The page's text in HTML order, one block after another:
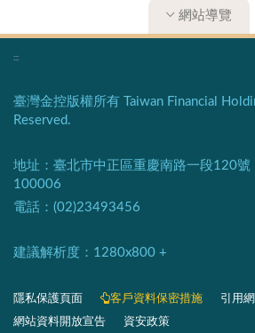
網站導覽
:::
臺灣金控版權所有 Taiwan Financial
Reserved.
地址：臺北市中正區重慶南路一段120
100006
電話：(02)23493456
建議解析度：1280x800 +​
隱私保護頁面​ 客戶資料保密措施
引用
網站資料開放宣告
資安政策